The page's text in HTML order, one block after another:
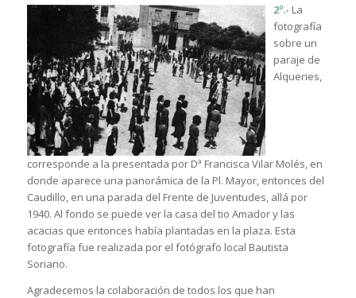
2º.- La
fotografía
sobre un
paraje de
Alqueries,
corresponde a la presentada por Dª Francisca Vilar Molés, en
donde aparece una panorámica de la Pl. Mayor, entonces del
Caudillo, en una parada del Frente de Juventudes, allá por
1940. Al fondo se puede ver la casa del tio Amador y las
acacias que entonces había plantadas en la plaza. Esta
fotografía fue realizada por el fotógrafo local Bautista
Soriano.
Agradecemos la colaboración de todos los que han